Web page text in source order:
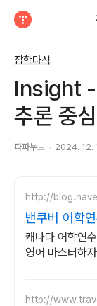
잡학다식
Insight -
추론 중
파파누보 2024. 12.
http://
밴쿠버 어학
캐나다 어학연
영어 마스터하
http://